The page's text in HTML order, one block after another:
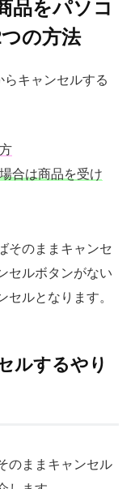
品をパソコ
の方法
キャンセルする
合は商品を受け
そのままキャンセ
セルボタンがない
ルとなります。
ルするやり
のままキャンセル